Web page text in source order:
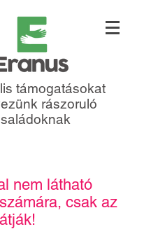
támogatásokat
rászoruló
nem látható
csak az